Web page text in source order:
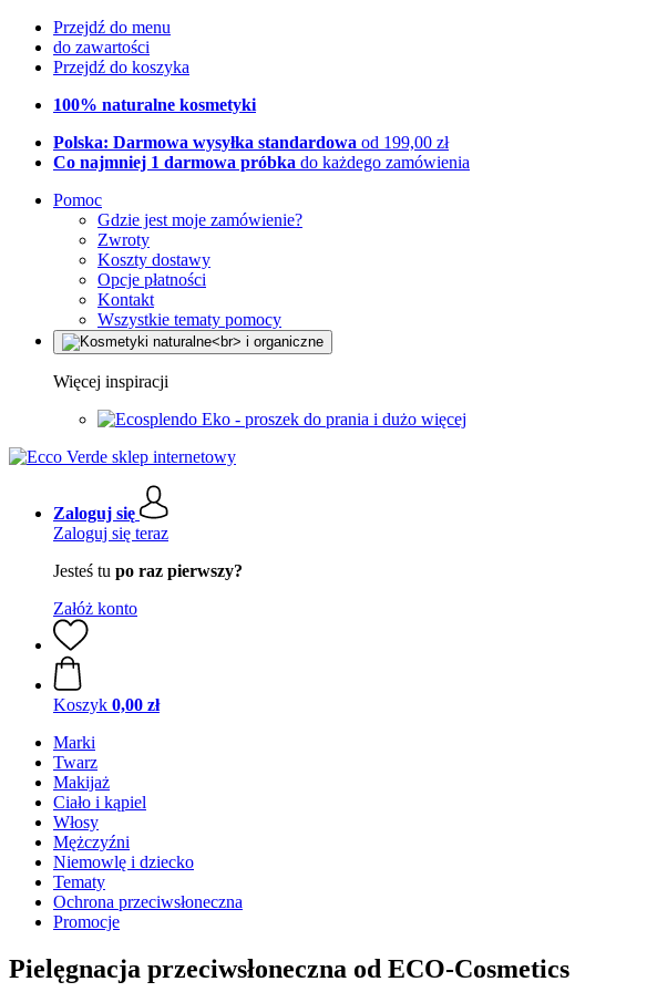
Przejdź do menu
do zawartości
Przejdź do koszyka
100% naturalne kosmetyki
Polska: Darmowa wysyłka standardowa od 199,00 zł
Co najmniej 1 darmowa próbka do każdego zamówienia
Pomoc
Gdzie jest moje zamówienie?
Zwroty
Koszty dostawy
Opcje płatności
Kontakt
Wszystkie tematy pomocy
Więcej inspiracji
Eko - proszek do prania i dużo więcej
Zaloguj się
Zaloguj się teraz
Jesteś tu po raz pierwszy?
Załóż konto
Koszyk 0,00 zł
Marki
Twarz
Makijaż
Ciało i kąpiel
Włosy
Mężczyźni
Niemowlę i dziecko
Tematy
Ochrona przeciwsłoneczna
Promocje
Pielęgnacja przeciwsłoneczna od ECO-Cosmetics